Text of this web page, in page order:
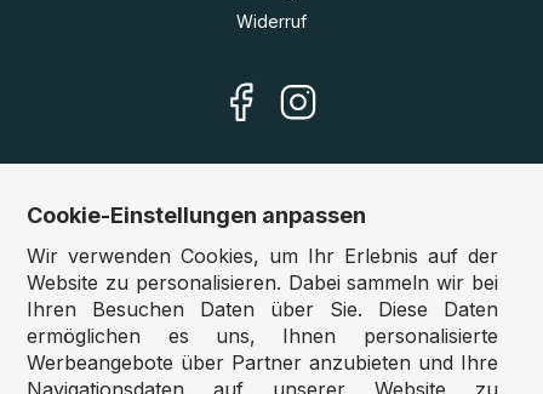
Widerruf
Unsere Shops
Deutschland:www.puzzle.de
Österreich:
www.puzzle.at
Belgien:www.puzzle.be
Großbritannien:www.jigsawpuzzle.co.uk
Cookie-Einstellungen anpassen
Wir verwenden Cookies, um Ihr Erlebnis auf der
Website zu personalisieren. Dabei sammeln wir bei
Ihren Besuchen Daten über Sie. Diese Daten
ermöglichen es uns, Ihnen personalisierte
Werbeangebote über Partner anzubieten und Ihre
Navigationsdaten auf unserer Website zu